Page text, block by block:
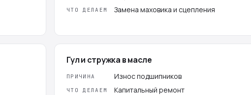
ЧТО ДЕЛАЕМ Замена маховика и сцепления
Гул и стружка в масле
ПРИЧИНА Износ подшипников
ЧТО ДЕЛАЕМ Капитальный ремонт